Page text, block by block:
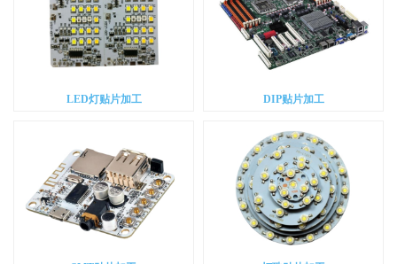
LED灯贴片加工 DIP贴片加工